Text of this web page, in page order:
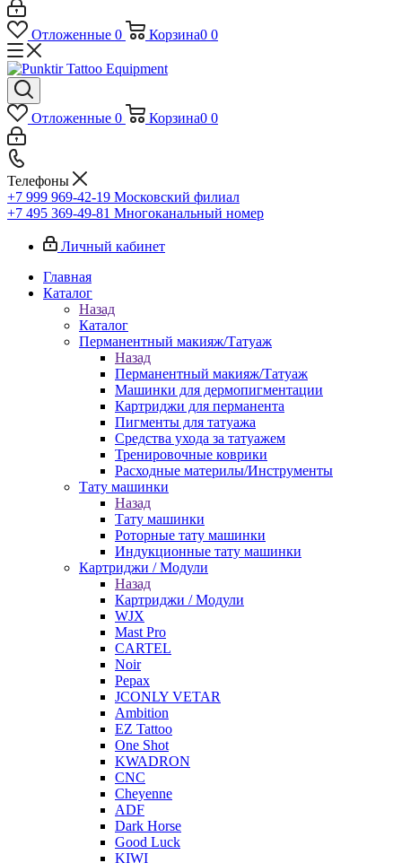
Отложенные 0 Корзина0 0
Отложенные 0 Корзина0 0
Телефоны
+7 999 969-42-19 Московский филиал
+7 495 369-49-81 Многоканальный номер
Личный кабинет
Главная
Каталог
Назад
Каталог
Перманентный макияж/Татуаж
Назад
Перманентный макияж/Татуаж
Машинки для дермопигментации
Картриджи для перманента
Пигменты для татуажа
Средства ухода за татуажем
Тренировочные коврики
Расходные материлы/Инструменты
Тату машинки
Назад
Тату машинки
Роторные тату машинки
Индукционные тату машинки
Картриджи / Модули
Назад
Картриджи / Модули
WJX
Mast Pro
CARTEL
Noir
Pepax
JCONLY VETAR
Ambition
EZ Tattoo
One Shot
KWADRON
CNC
Cheyenne
ADF
Dark Horse
Good Luck
KIWI